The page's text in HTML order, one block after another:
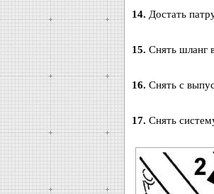
14. Достать
15. Снять шланг
16. Снять с
17. Снять